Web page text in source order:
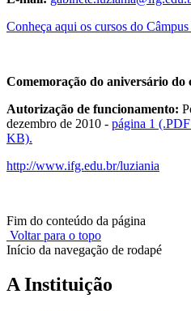
Conheça aqui os cursos do
Comemoração do aniversário do
Autorização de funcionamento:
dezembro de 2010 - página 1
KB).
http://www.ifg.edu.br/luziania
Fim do conteúdo da página
Voltar para o topo
Início da navegação de rodapé
A Instituição